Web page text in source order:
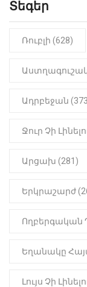
Տեգեր
Ռուբլի (628)
Աստղագուշակ
Ադրբեջան
Ջուր Չի
Արցախ (281)
Երկրաշարժ
Ողբերգական
Եղանակը
Լույս Չի